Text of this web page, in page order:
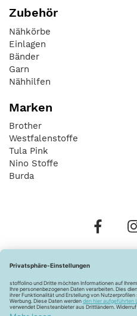
Zubehör
Nähkörbe
Einlagen
Bänder
Garn
Nähhilfen
Marken
Brother
Westfalenstoffe
Tula Pink
Nino Stoffe
Burda
Widerrufsbelehrung